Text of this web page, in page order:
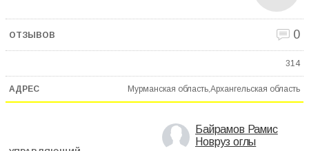
0
314
Мурманская область,Архангельская область
Байрамов Рамис
Новруз оглы